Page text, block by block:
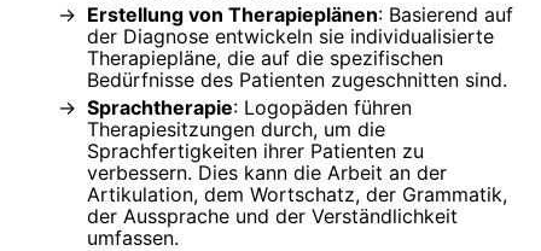
Erstellung von Therapieplänen: Basierend auf
der Diagnose entwickeln sie individualisierte
Therapiepläne, die auf die spezifischen
Bedürfnisse des Patienten zugeschnitten sind.
Sprachtherapie: Logopäden führen
Therapiesitzungen durch, um die
Sprachfertigkeiten ihrer Patienten zu
verbessern. Dies kann die Arbeit an der
Artikulation, dem Wortschatz, der Grammatik,
der Aussprache und der Verständlichkeit
umfassen.